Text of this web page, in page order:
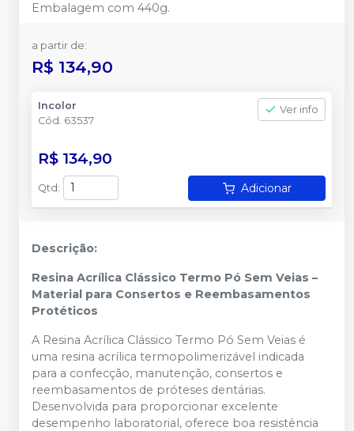
Embalagem com 440g.
a partir de:
R$ 134,90
Incolor
Cód. 63537
Ver info
R$ 134,90
Qtd : Adicionar
Descrição:
Resina Acrílica Clássico Termo Pó Sem Veias –
Material para Consertos e Reembasamentos
Protéticos
A Resina Acrílica Clássico Termo Pó Sem Veias é
uma resina acrílica termopolimerizável indicada
para a confecção, manutenção, consertos e
reembasamentos de próteses dentárias.
Desenvolvida para proporcionar excelente
desempenho laboratorial, oferece boa resistência